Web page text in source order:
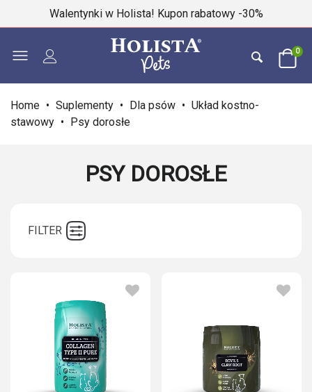
Walentynki w Holista! Kupon rabatowy -30%
0
Home • Suplementy • Dla psów • Układ kostno-
stawowy • Psy dorosłe
PSY DOROSŁE
FILTER